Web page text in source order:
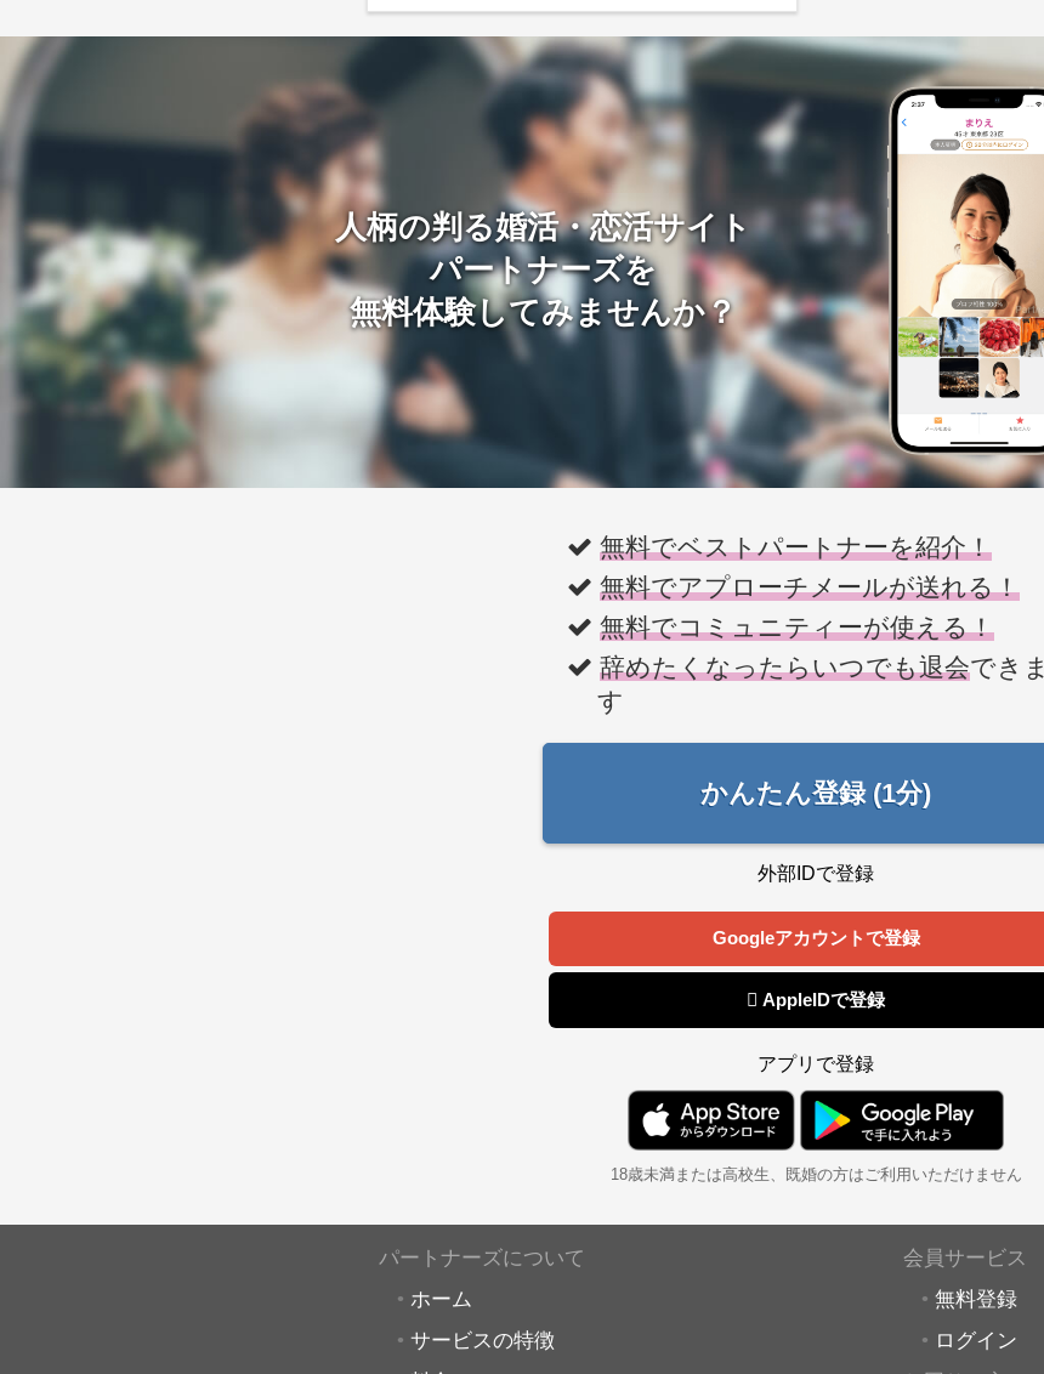
人柄の判る婚活・恋活サイト
パートナーズを
無料体験してみませんか？
無料でベストパートナーを紹介！
無料でアプローチメールが送れる！
無料でコミュニティーが使える！
辞めたくなったらいつでも退会できま
す
かんたん登録 (1分)
外部IDで登録
Googleアカウントで登録
 AppleIDで登録
アプリで登録
18歳未満または高校生、既婚の方はご利用いただけません
パートナーズについて
ホーム
サービスの特徴
会員サービス
無料登録
ログイン